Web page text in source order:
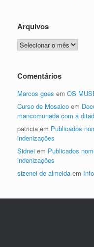
Arquivos
Arquivos
Comentários
Marcos goes em OS
Curso de Mosaico em
mancomunada com a
patricia em Publicados
indenizações
Sidnei em Publicados
indenizações
sizenei de almeida em